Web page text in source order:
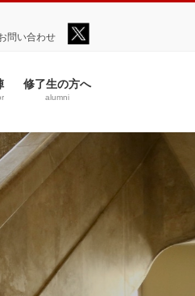
問い合わせ
修了生の方へ
alumni